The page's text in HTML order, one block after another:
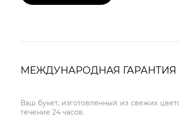
МЕЖДУНАРОДНАЯ ГАРАНТИЯ
Ваш букет, изготовленный из свежих
течение 24 часов.